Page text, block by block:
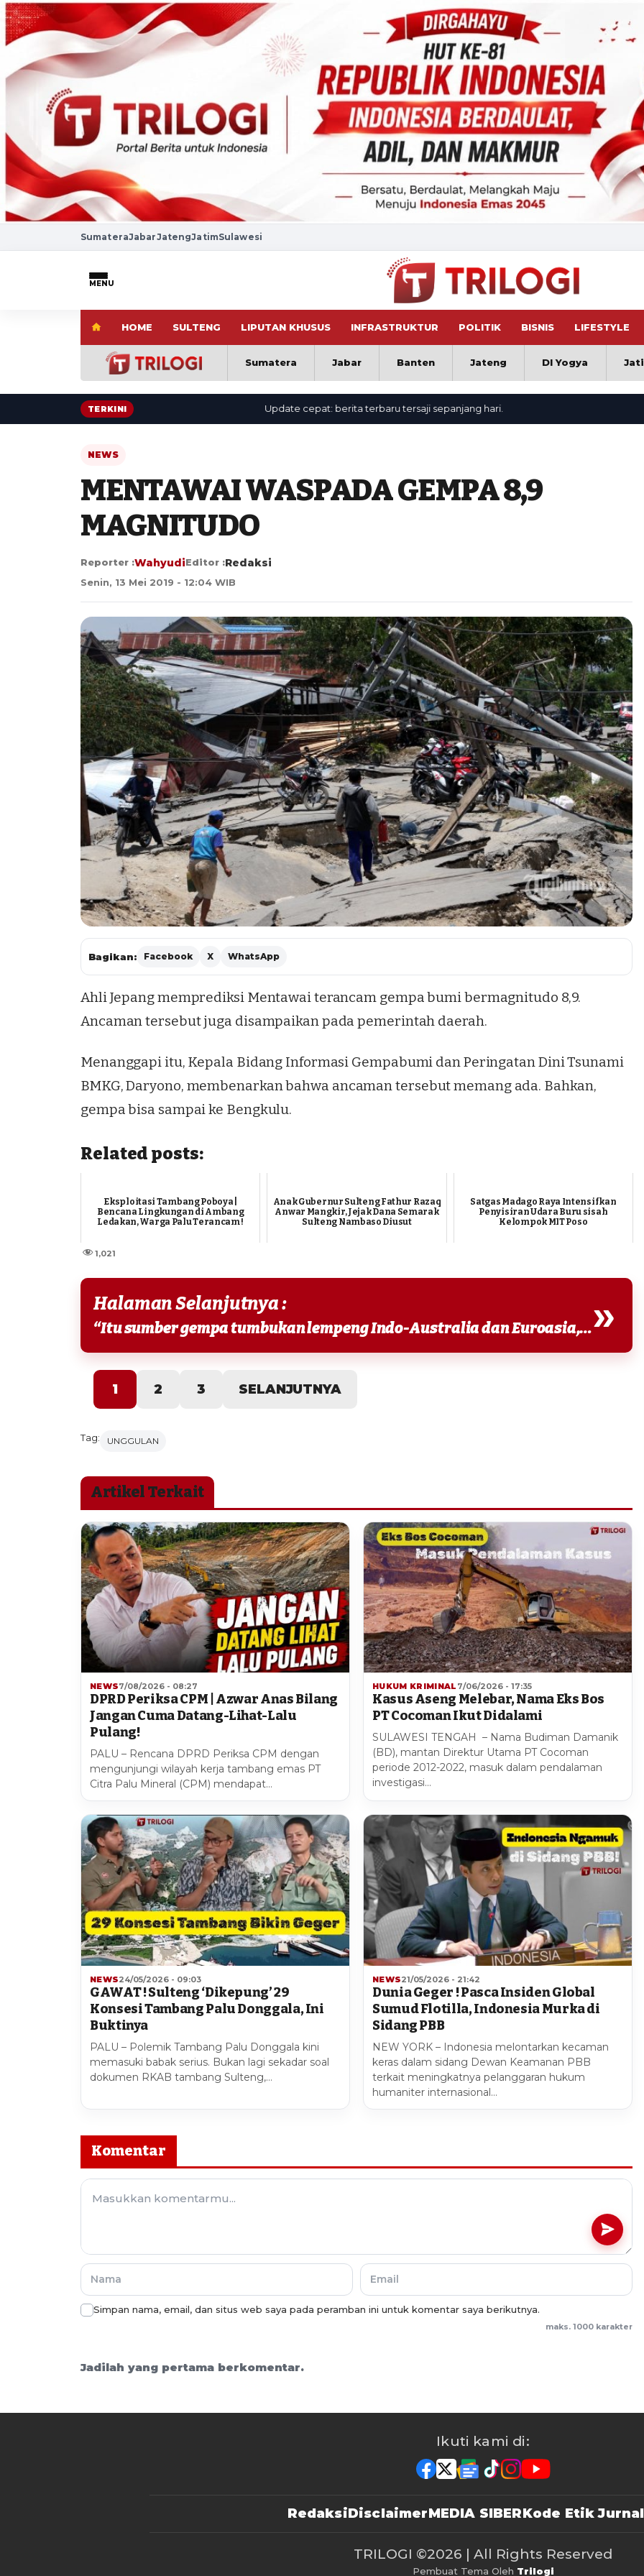
SumateraJabarJatengJatimSulawesi
MENU
HOME SULTENG LIPUTAN KHUSUS INFRASTRUKTUR POLITIK BISNIS LIFESTYLE
Sumatera Jabar Banten Jateng DI Yogya
TERKINI Update cepat: berita terbaru tersaji sepanjang hari.
NEWS
MENTAWAI WASPADA GEMPA 8,9
MAGNITUDO
Reporter :WahyudiEditor :Redaksi
Senin, 13 Mei 2019 - 12:04 WIB
Bagikan: Facebook X WhatsApp
Ahli Jepang memprediksi Mentawai terancam gempa bumi bermagnitudo 8,9.
Ancaman tersebut juga disampaikan pada pemerintah daerah.
Menanggapi itu, Kepala Bidang Informasi Gempabumi dan Peringatan Dini Tsunami
BMKG, Daryono, membenarkan bahwa ancaman tersebut memang ada. Bahkan,
gempa bisa sampai ke Bengkulu.
Related posts:
Eksploitasi Tambang Poboya |
Bencana Lingkungan di Ambang
Ledakan, Warga Palu Terancam !
Anak Gubernur Sulteng Fathur Razaq
Anwar Mangkir, Jejak Dana Semarak
Sulteng Nambaso Diusut
Satgas Madago Raya Intensifkan
Penyisiran Udara Buru sisah
Kelompok MIT Poso
1,021
Halaman Selanjutnya :
“Itu sumber gempa tumbukan lempeng Indo-Australia dan Euroasia,” ujarnya belum lama ini....»
1 2 3 SELANJUTNYA
Tag: UNGGULAN
Artikel Terkait
NEWS7/08/2026 - 08:27
DPRD Periksa CPM | Azwar Anas Bilang
Jangan Cuma Datang-Lihat-Lalu
Pulang!
PALU – Rencana DPRD Periksa CPM dengan
mengunjungi wilayah kerja tambang emas PT
Citra Palu Mineral (CPM) mendapat…
HUKUM KRIMINAL 7/06/2026 - 17:35
Kasus Aseng Melebar, Nama Eks Bos
PT Cocoman Ikut Didalami
SULAWESI TENGAH – Nama Budiman Damanik
(BD), mantan Direktur Utama PT Cocoman
periode 2012-2022, masuk dalam pendalaman
investigasi…
NEWS24/05/2026 - 09:03
GAWAT ! Sulteng ‘Dikepung’ 29
Konsesi Tambang Palu Donggala, Ini
Buktinya
PALU – Polemik Tambang Palu Donggala kini
memasuki babak serius. Bukan lagi sekadar soal
dokumen RKAB tambang Sulteng,…
NEWS21/05/2026 - 21:42
Dunia Geger ! Pasca Insiden Global
Sumud Flotilla, Indonesia Murka di
Sidang PBB
NEW YORK – Indonesia melontarkan kecaman
keras dalam sidang Dewan Keamanan PBB
terkait meningkatnya pelanggaran hukum
humaniter internasional…
Komentar
Simpan nama, email, dan situs web saya pada peramban ini untuk komentar saya berikutnya.
maks. 1000 karakter
Jadilah yang pertama berkomentar.
Ikuti kami di:
RedaksiDisclaimerMEDIA SIBERKode Etik
TRILOGI ©2026 | All Rights Reserved
Pembuat Tema Oleh Trilogi